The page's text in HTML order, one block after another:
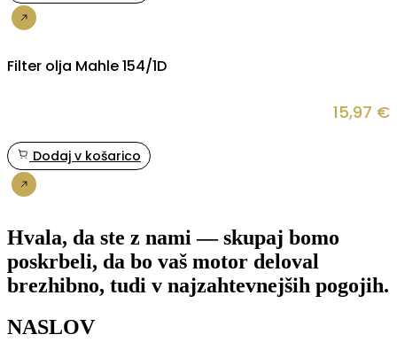
Filter olja Mahle 154/1D
15,97 €
Dodaj v košarico
Hvala, da ste z nami — skupaj bomo
poskrbeli, da bo vaš motor deloval
brezhibno, tudi v najzahtevnejših pogojih.
NASLOV